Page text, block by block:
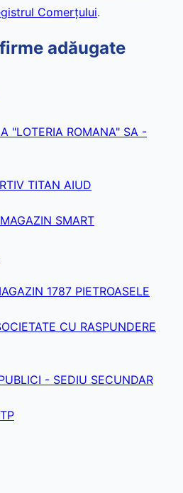
Comerțului.
adăugate
"LOTERIA ROMANA" SA -
TITAN AIUD
SMART
1787 PIETROASELE
CU RASPUNDERE
- SEDIU SECUNDAR